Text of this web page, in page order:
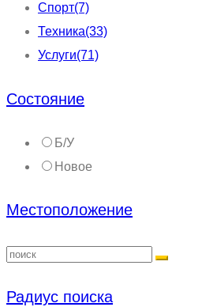
Спорт(7)
Техника(33)
Услуги(71)
Состояние
Б/У
Новое
Местоположение
Радиус поиска